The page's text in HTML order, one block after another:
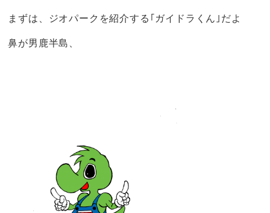
まずは、ジオパークを紹介する｢ガイドラくん｣だよ
鼻が男鹿半島、